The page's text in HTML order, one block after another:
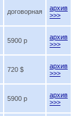
договорная
архив
>>>
5900 p
архив
>>>
720 $
архив
>>>
5900 p
архив
>>>